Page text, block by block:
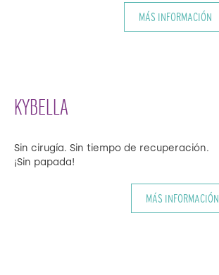
MÁS INFORMACIÓN
KYBELLA
Sin cirugía. Sin tiempo de recuperación.
¡Sin papada!
MÁS INFORMACIÓN